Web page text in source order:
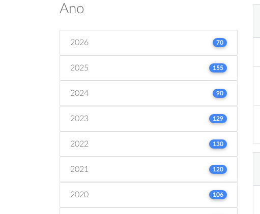
Ano
2026 70
2025 155
2024 90
2023 129
2022 130
2021 120
2020 106